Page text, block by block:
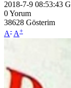
2018-7-9 08:53:43
0Yorum
38628 Gösterim
A- A+